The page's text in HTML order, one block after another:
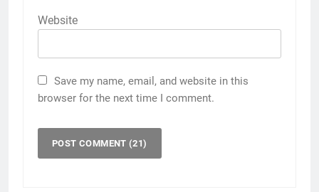
Website
Save my name, email, and website in this
browser for the next time I comment.